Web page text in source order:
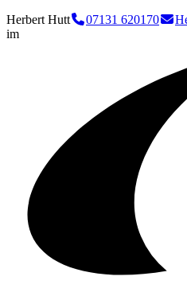
Herbert Hutt 07131 620170
im